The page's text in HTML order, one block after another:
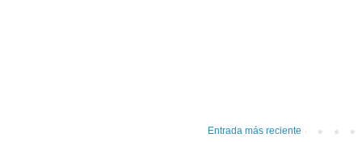
Entrada más reciente